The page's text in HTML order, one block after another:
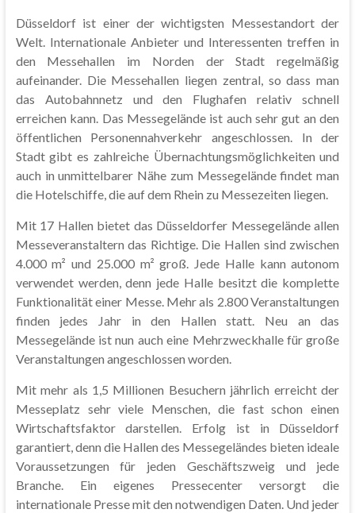
Düsseldorf ist einer der wichtigsten Messestandort der
Welt. Internationale Anbieter und Interessenten treffen in
den Messehallen im Norden der Stadt regelmäßig
aufeinander. Die Messehallen liegen zentral, so dass man
das Autobahnnetz und den Flughafen relativ schnell
erreichen kann. Das Messegelände ist auch sehr gut an den
öffentlichen Personennahverkehr angeschlossen. In der
Stadt gibt es zahlreiche Übernachtungsmöglichkeiten und
auch in unmittelbarer Nähe zum Messegelände findet man
die Hotelschiffe, die auf dem Rhein zu Messezeiten liegen.
Mit 17 Hallen bietet das Düsseldorfer Messegelände allen
Messeveranstaltern das Richtige. Die Hallen sind zwischen
4.000 m² und 25.000 m² groß. Jede Halle kann autonom
verwendet werden, denn jede Halle besitzt die komplette
Funktionalität einer Messe. Mehr als 2.800 Veranstaltungen
finden jedes Jahr in den Hallen statt. Neu an das
Messegelände ist nun auch eine Mehrzweckhalle für große
Veranstaltungen angeschlossen worden.
Mit mehr als 1,5 Millionen Besuchern jährlich erreicht der
Messeplatz sehr viele Menschen, die fast schon einen
Wirtschaftsfaktor darstellen. Erfolg ist in Düsseldorf
garantiert, denn die Hallen des Messegeländes bieten ideale
Voraussetzungen für jeden Geschäftszweig und jede
Branche. Ein eigenes Pressecenter versorgt die
internationale Presse mit den notwendigen Daten. Und jeder